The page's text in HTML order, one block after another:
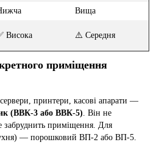
Вища
Висока ⚠️ Середня
приміщення
принтери, касові апарати —
(ВВК-3 або ВВК-5). Він не
забруднить приміщення. Для
— порошковий ВП-2 або ВП-5.